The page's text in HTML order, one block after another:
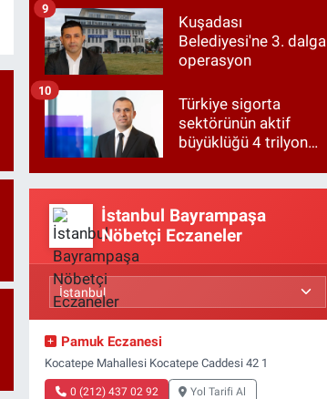
Kuşadası
Belediyesi'ne 3. dalga
operasyon
9
Türkiye sigorta
sektörünün aktif
büyüklüğü 4 trilyon
10
İstanbul Bayrampaşa
Nöbetçi Eczaneler
Pamuk Eczanesi
Kocatepe Mahallesi Kocatepe Caddesi 42 1
0 (212) 437 02 92 Yol Tarifi Al